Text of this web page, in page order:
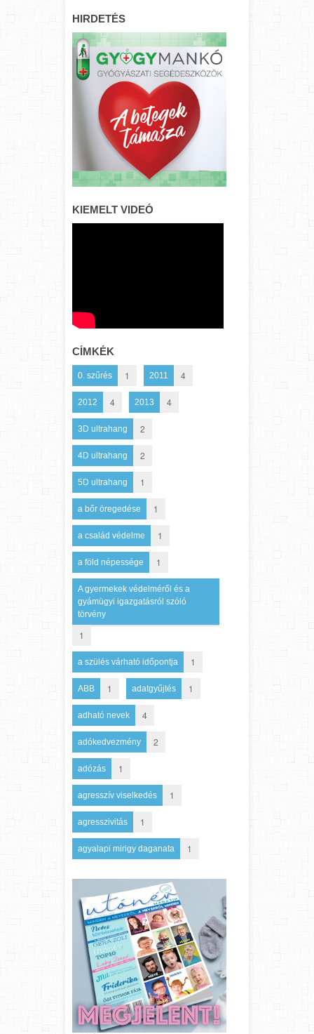
HIRDETÉS
KIEMELT VIDEÓ
CÍMKÉK
0. szűrés 1 2011 4
2012 4 2013 4
3D ultrahang 2
4D ultrahang 2
5D ultrahang 1
a bőr öregedése 1
a család védelme 1
a föld népessége 1
A gyermekek védelméről és a
gyámügyi igazgatásról szóló
törvény
1
a szülés várható időpontja 1
ABB 1 adatgyűjtés 1
adható nevek 4
adókedvezmény 2
adózás 1
agresszív viselkedés 1
agresszivitás 1
agyalapi mirigy daganata 1